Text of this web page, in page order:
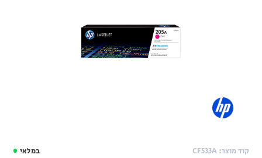
במלאי קוד מוצר: CF533A